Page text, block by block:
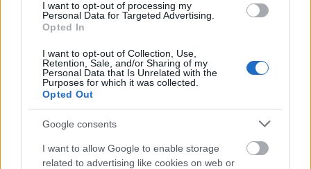
I want to opt-out of processing my
Personal Data for Targeted Advertising.
Opted In
I want to opt-out of Collection, Use,
Retention, Sale, and/or Sharing of my
Personal Data that Is Unrelated with the
Purposes for which it was collected.
Opted Out
Google consents
I want to allow Google to enable storage
related to advertising like cookies on web or
Ez az egy
dolog jobban befolyásolja, kit
szeretsz, mint valaha is gondoltad